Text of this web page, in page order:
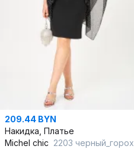
209.44 BYN
Накидка, Платье
Michel chic 2203 черный_горох